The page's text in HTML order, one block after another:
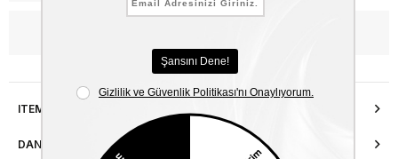
ITEM FEATURES
DANIŞMA HATTI